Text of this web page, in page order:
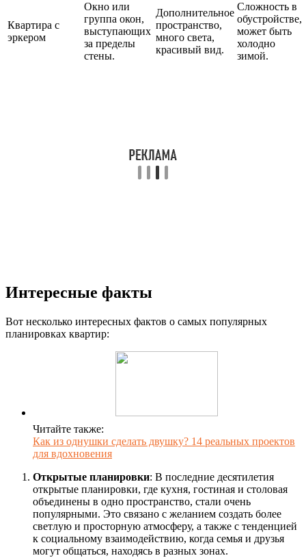
Квартира с
эркером
Окно или
группа окон,
выступающих
за пределы
стены.
Дополнительное
пространство,
много света,
красивый вид.
Сложность в
обустройстве,
может быть
холодно
зимой.
Интересные факты
Вот несколько интересных фактов о самых популярных
планировках квартир:
Читайте также:
Как из однушки сделать двушку? 14 реальных проектов
для вдохновения
Открытые планировки: В последние десятилетия
открытые планировки, где кухня, гостиная и столовая
объединены в одно пространство, стали очень
популярными. Это связано с желанием создать более
светлую и просторную атмосферу, а также с тенденцией
к социальному взаимодействию, когда семья и друзья
могут общаться, находясь в разных зонах.